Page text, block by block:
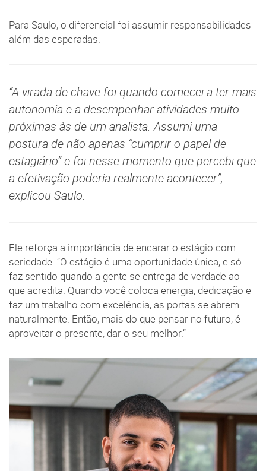
Para Saulo, o diferencial foi assumir responsabilidades
além das esperadas.
“A virada de chave foi quando comecei a ter mais
autonomia e a desempenhar atividades muito
próximas às de um analista. Assumi uma
postura de não apenas “cumprir o papel de
estagiário” e foi nesse momento que percebi que
a efetivação poderia realmente acontecer”,
explicou Saulo.
Ele reforça a importância de encarar o estágio com
seriedade. “O estágio é uma oportunidade única, e só
faz sentido quando a gente se entrega de verdade ao
que acredita. Quando você coloca energia, dedicação e
faz um trabalho com excelência, as portas se abrem
naturalmente. Então, mais do que pensar no futuro, é
aproveitar o presente, dar o seu melhor.”